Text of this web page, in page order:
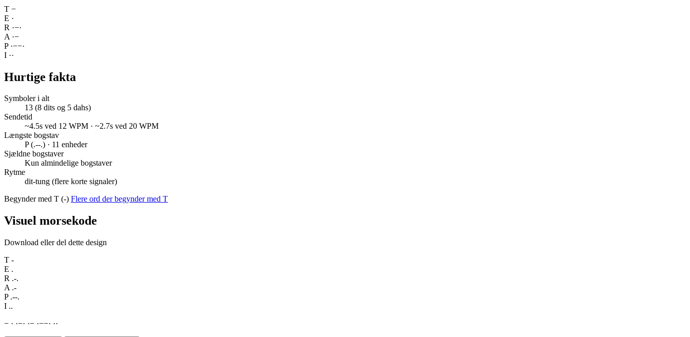
T −
E ·
R ·−·
A ·−
P ·−−·
I ··
Hurtige fakta
Symboler i alt
13 (8 dits og 5 dahs)
Sendetid
~4.5s ved 12 WPM · ~2.7s ved 20 WPM
Længste bogstav
P (.--.) · 11 enheder
Sjældne bogstaver
Kun almindelige bogstaver
Rytme
dit-tung (flere korte signaler)
Begynder med T (-) Flere ord der begynder med T
Visuel morsekode
Download eller del dette design
T -
E .
R .-.
A .-
P .--.
I ..
− · ·−· ·− ·−−· ··